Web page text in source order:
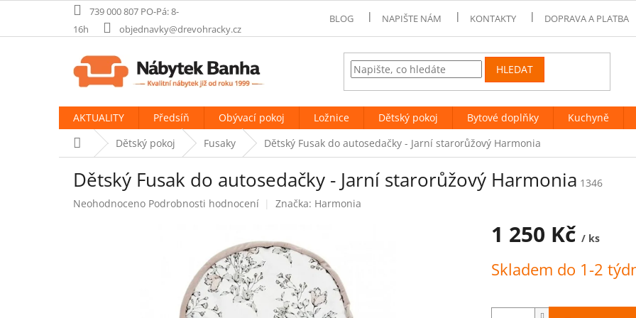
obsah
739 000 807 PO-Pá: 8-
16h
objednavky@drevohracky.cz
BLOG NAPIŠTE NÁM KONTAKTY DOPRAVA A PLATBA
HLEDAT
AKTUALITY Předsíň Obývací pokoj Ložnice Dětský pokoj Bytové doplňky Kuchyně
Domů Dětský pokoj Fusaky Dětský Fusak do autosedačky - Jarní starorůžový Harmonia
Dětský Fusak do autosedačky - Jarní starorůžový Harmonia 1346
Průměrné
Neohodnoceno Podrobnosti hodnocení Značka: Harmonia
1 250 Kč / ks
cena:
Skladem do 1-2